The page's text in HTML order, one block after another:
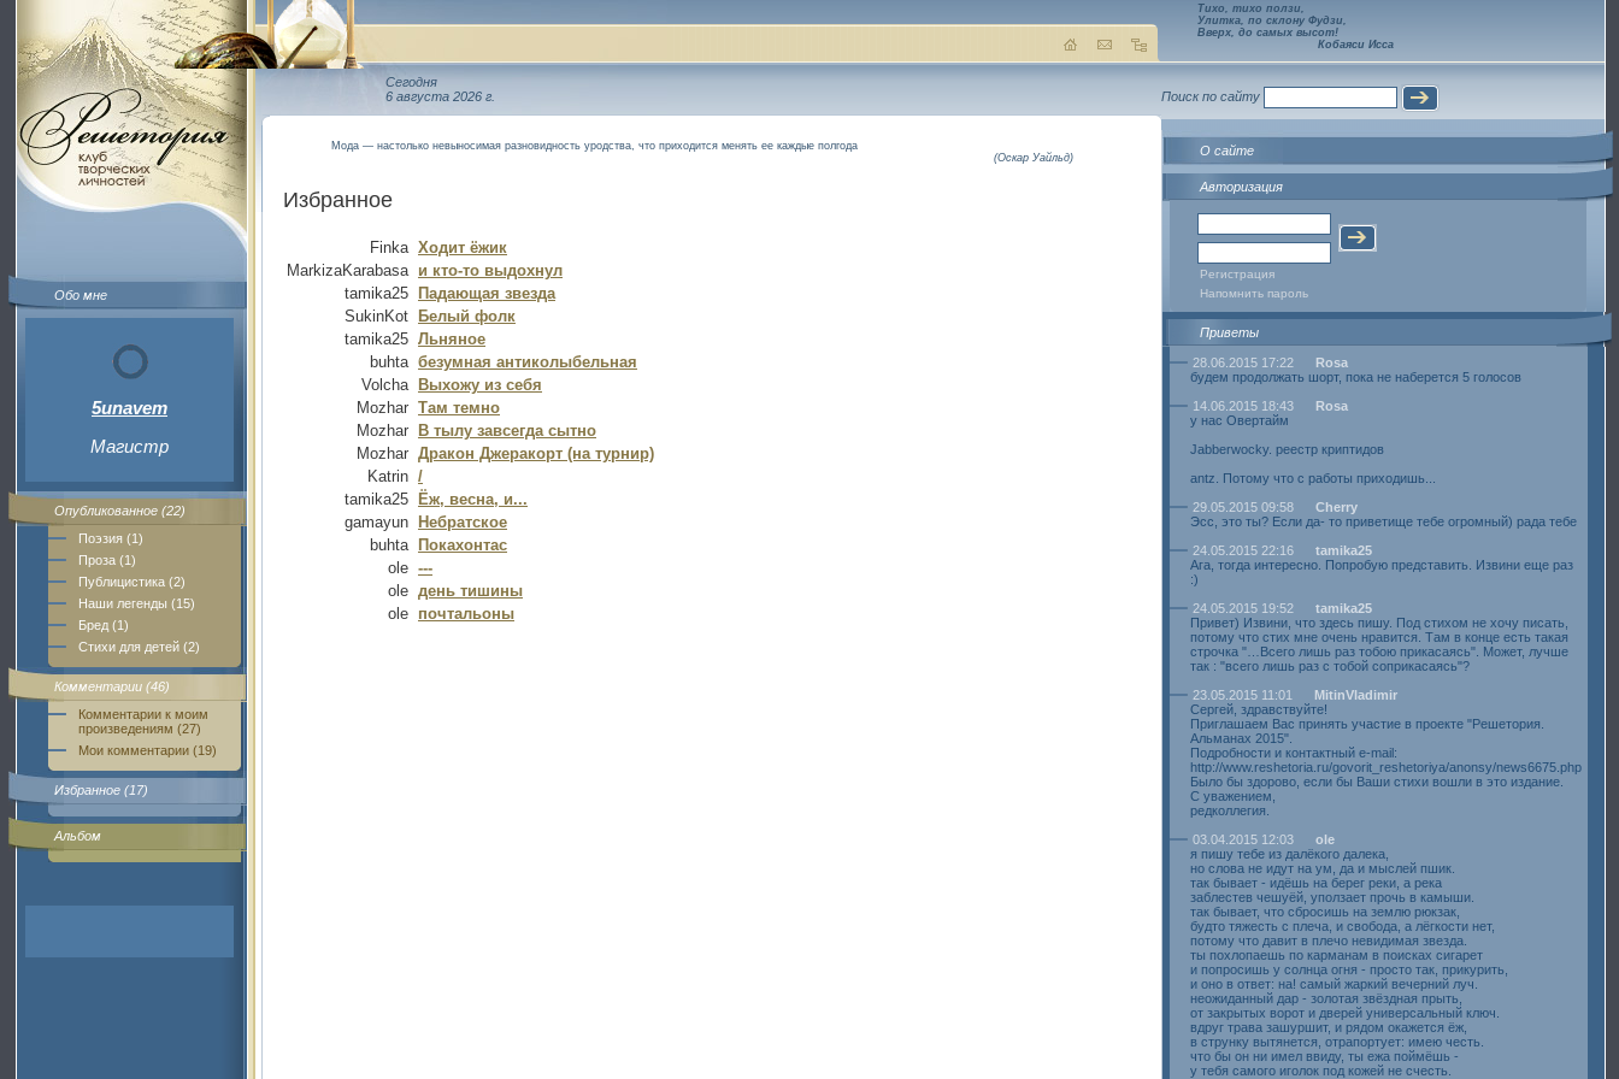
Обо мне
5unavem
Магистр
Опубликованное (22)
Поэзия (1)
Проза (1)
Публицистика (2)
Наши легенды (15)
Бред (1)
Стихи для детей (2)
Комментарии (46)
Комментарии к моим
произведениям (27)
Мои комментарии (19)
Избранное (17)
Альбом
Сегодня
6 августа 2026 г.
Мода — настолько невыносимая разновидность уродства, что приходится менять ее каждые полгода
(Оскар Уайльд)
Избранное
Finka Ходит ёжик
MarkizaKarabasa и кто-то выдохнул
tamika25
Падающая звезда
SukinKot
Белый фолк
tamika25 Льняное
buhta безумная антиколыбельная
Volcha Выхожу из себя
Mozhar Там темно
Mozhar
В тылу завсегда сытно
Mozhar Дракон Джеракорт (на турнир)
Katrin /
tamika25
Ёж, весна, и...
gamayun
Небратское
buhta Покахонтас
ole ---
ole день тишины
ole почтальоны
Тихо, тихо ползи,
Улитка, по склону Фудзи,
Вверх, до самых высот!
Кобаяси Исса
Поиск по сайту
О сайте
Авторизация
Регистрация
Напомнить пароль
Приветы
28.06.2015 17:22
Rosa
будем продолжать шорт, пока не наберется 5 голосов
14.06.2015 18:43
Rosa
у нас Овертайм
Jabberwocky. реестр криптидов
antz. Потому что с работы приходишь...
29.05.2015 09:58
Cherry
Эсс, это ты? Если да- то приветище тебе огромный) рада тебе
24.05.2015 22:16
tamika25
Ага, тогда интересно. Попробую представить. Извини еще раз
:)
24.05.2015 19:52
tamika25
Привет) Извини, что здесь пишу. Под стихом не хочу писать,
потому что стих мне очень нравится. Там в конце есть такая
строчка "…Всего лишь раз тобою прикасаясь". Может, лучше
так : "всего лишь раз с тобой соприкасаясь"?
23.05.2015 11:01
MitinVladimir
Сергей, здравствуйте!
Приглашаем Вас принять участие в проекте "Решетория.
Альманах 2015".
Подробности и контактный e-mail:
http://www.reshetoria.ru/govorit_reshetoriya/anonsy/news6675.php
Было бы здорово, если бы Ваши стихи вошли в это издание.
С уважением,
редколлегия.
03.04.2015 12:03
ole
я пишу тебе из далёкого далека,
но слова не идут на ум, да и мыслей пшик.
так бывает - идёшь на берег реки, а река
заблестев чешуёй, уползает прочь в камыши.
так бывает, что сбросишь на землю рюкзак,
будто тяжесть с плеча, и свобода, а лёгкости нет,
потому что давит в плечо невидимая звезда.
ты похлопаешь по карманам в поисках сигарет
и попросишь у солнца огня - просто так, прикурить,
и оно в ответ: на! самый жаркий вечерний луч.
неожиданный дар - золотая звёздная прыть,
от закрытых ворот и дверей универсальный ключ.
вдруг трава зашуршит, и рядом окажется ёж,
в струнку вытянется, отрапортует: имею честь.
что бы он ни имел ввиду, ты ежа поймёшь -
у тебя самого иголок под кожей не счесть.